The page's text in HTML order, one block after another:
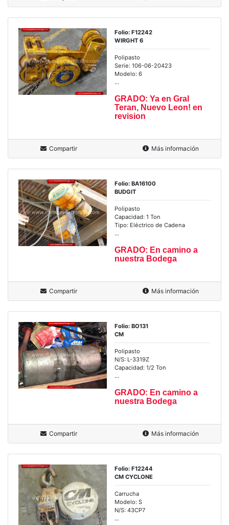
Folio: F12242
WIRGHT 6
Polipasto
Serie: 106-06-20423
Modelo: 6
...
GRADO: Ya en Gral
Teran, Nuevo Leon! en
revision
Compartir Más información
Folio: BA16100
BUDGIT
Polipasto
Capacidad: 1 Ton
Tipo: Eléctrico de Cadena
...
GRADO: En camino a
nuestra Bodega
Compartir Más información
Folio: BO131
CM
Polipasto
N/S: L-3319Z
Capacidad: 1/2 Ton
...
GRADO: En camino a
nuestra Bodega
Compartir Más información
Folio: F12244
CM CYCLONE
Carrucha
Modelo: S
N/S: 43CP7
...